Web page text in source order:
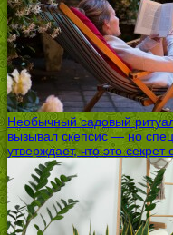
Необычный садовый
вызывал скепсис — но
утверждает, что это